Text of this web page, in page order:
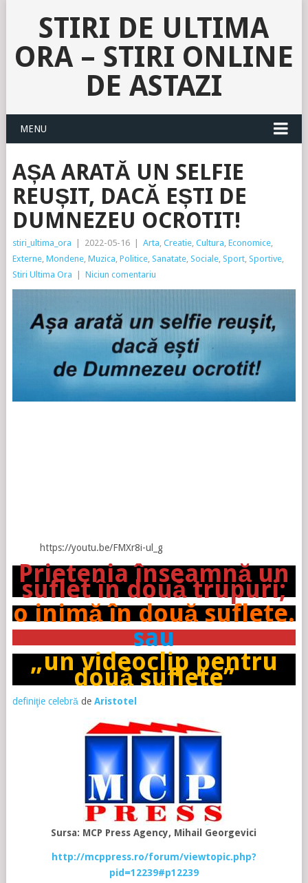
STIRI DE ULTIMA
ORA – STIRI ONLINE
DE ASTAZI
MENU
AȘA ARATĂ UN SELFIE
REUȘIT, DACĂ EȘTI DE
DUMNEZEU OCROTIT!
stiri_ultima_ora 2022-05-16 Arta, Creatie, Cultura, Economice,
Externe, Mondene, Muzica, Politice, Sanatate, Sociale, Sport, Sportive,
Stiri Ultima Ora
Niciun comentariu
https://youtu.be/FMXr8i-ul_g
Prietenia înseamnă un
suflet în două trupuri;
o inimă în două suflete.
sau
„un videoclip pentru
două suflete”
definiţie celebrăde Aristotel
Sursa: MCP Press Agency, Mihail Georgevici
http://mcppress.ro/forum/viewtopic.php?
pid=12239#p12239